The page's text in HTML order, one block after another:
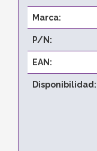
Marca:
P/N:
EAN:
Disponibilidad: